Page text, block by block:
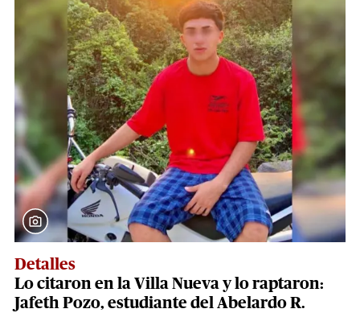
Detalles
Lo citaron en la Villa Nueva y lo raptaron:
Jafeth Pozo, estudiante del Abelardo R.